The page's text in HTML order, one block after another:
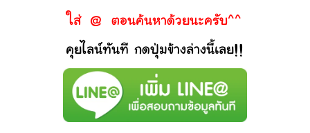
ใส่ @ ตอนค้นหาด้วยนะครับ^^
คุยไลน์ทันที กดปุ่มข้างล่างนี้เลย!!